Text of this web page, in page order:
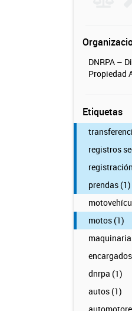
DNRPA –
Propiedad
Etiquetas
registros
prendas (1)
motos (1)
dnrpa (1)
autos (1)